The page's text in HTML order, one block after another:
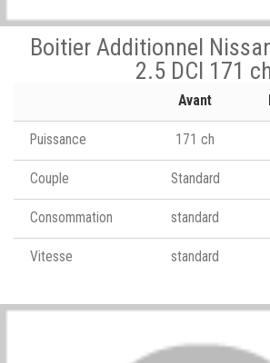
Boitier Additionnel
2.5 DCI 171
Avant
Puissance 171 ch
Couple Standard
Consommation standard
Vitesse standard